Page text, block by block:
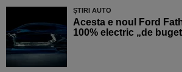
ȘTIRI AUTO
Acesta e noul Ford
100% electric „de